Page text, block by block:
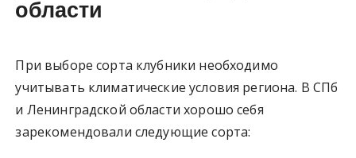
области
При выборе сорта клубники необходимо
учитывать климатические условия региона. В СПб
и Ленинградской области хорошо себя
зарекомендовали следующие сорта: